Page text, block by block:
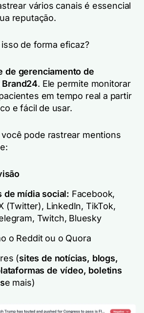
vários canais é essencial
reputação.
de forma eficaz?
de gerenciamento de
Brand24. Ele permite monitorar
em tempo real a partir
e fácil de usar.
pode rastrear mentions
de mídia social: Facebook,
(Twitter), LinkedIn, TikTok,
Twitch, Bluesky
o Reddit ou o Quora
(sites de notícias, blogs,
de vídeo, boletins
e mais)